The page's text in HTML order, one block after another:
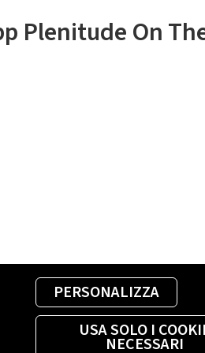
PERSONALIZZA
USA SOLO I
NECESSARI
Plenitude On